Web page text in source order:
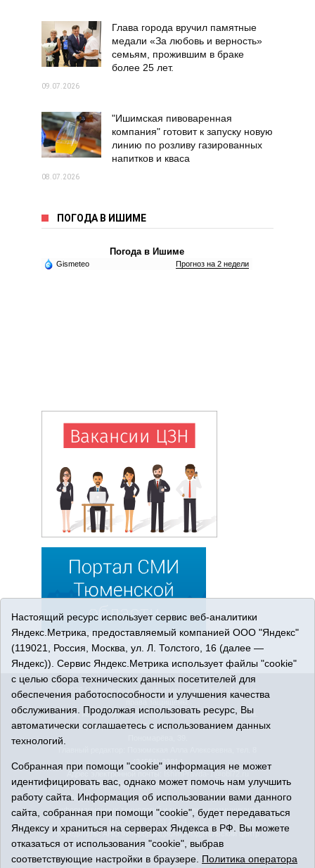
Глава города вручил памятные
медали «За любовь и верность»
семьям, прожившим в браке
более 25 лет.
09.07.2026
"Ишимская пивоваренная
компания" готовит к запуску новую
линию по розливу газированных
напитков и кваса
08.07.2026
ПОГОДА В ИШИМЕ
Погода в Ишиме
Gismeteo Прогноз на 2 недели
© 2026 Сетевое издание «Ишимская правда». 16+. Все
права защищены.
© При использовании материалов ссылка обязательна.
Адрес редакции: 627750 Тюменская область, г. Ишим, ул.
(34551) 23814
Адрес электронной почты:
IshimPravda-1@obl72.ru
Регистрационный номер СМИ Эл № ФС77-69445 выдано
Федеральной службой по надзору в сфере связи,
информационных технологий и массовых коммуникаций
Учредитель: АНО «Информационно-издательский центр
«Ишимская правда».
Политика оператора
Настоящий ресурс использует сервис веб-аналитики
Яндекс.Метрика, предоставляемый компанией ООО "Яндекс"
(119021, Россия, Москва, ул. Л. Толстого, 16 (далее —
Яндекс)). Сервис Яндекс.Метрика использует файлы "cookie"
с целью сбора технических данных посетителей для
обеспечения работоспособности и улучшения качества
обслуживания. Продолжая использовать ресурс, Вы
автоматически соглашаетесь с использованием данных
технологий.
Собранная при помощи "cookie" информация не может
идентифицировать вас, однако может помочь нам улучшить
работу сайта. Информация об использовании вами данного
сайта, собранная при помощи "cookie", будет передаваться
Яндексу и храниться на серверах Яндекса в РФ. Вы можете
отказаться от использования "cookie", выбрав
соответствующие настройки в браузере. Политика оператора